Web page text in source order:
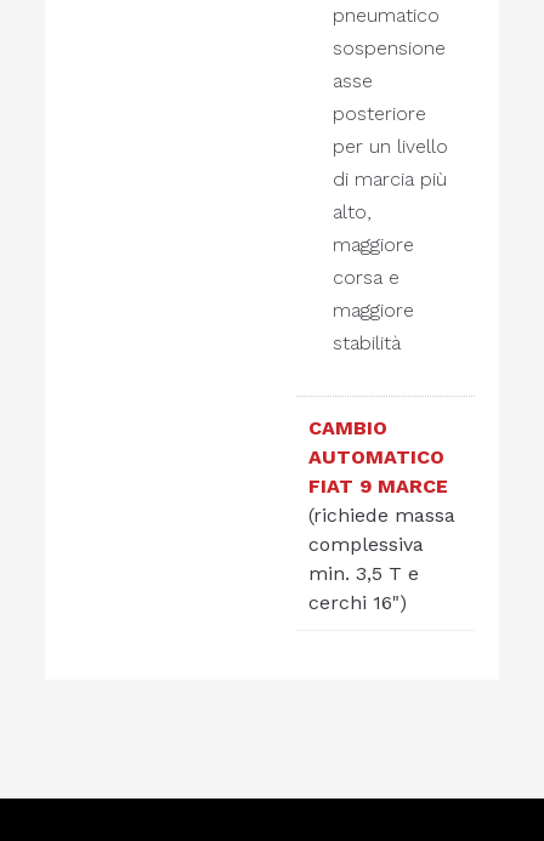
pneumatico
sospensione
asse
posteriore
per un livello
di marcia più
alto,
maggiore
corsa e
maggiore
stabilità
CAMBIO
AUTOMATICO
FIAT 9 MARCE
(richiede massa
complessiva
min. 3,5 T e
cerchi 16")